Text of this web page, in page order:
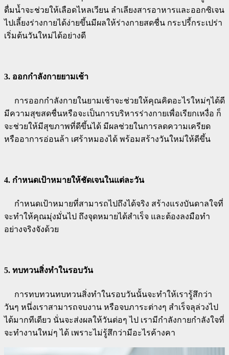
ดื่มน้ำจะช่วยให้เลือดไหลเวียน ลำเลียงสารอาหารและออกซิเจน
ไปเลี้ยงร่างกายได้ง่ายขึ้นมีผลให้ร่างกายสดชื่น กระปรี้กระเปร่า
เริ่มต้นวันใหม่ได้อย่างดี
3. ออกกำลังกายยามเช้า
การออกกำลังกายในยามเช้าจะช่วยให้คุณคิดอะไรใหม่ๆได้ดี
มีความสุขสดชื่นหรือจะเป็นการบริหารร่างกายเพื่อเรียกเหงื่อ ก็
จะช่วยให้มีสุขภาพที่ดีขึ้นได้ มีผลช่วยในการลดความเครียด
หรืออาการอ่อนล้า เศร้าหมองได้ พร้อมสร้างวันใหม่ให้ดีขึ้น
4. กำหนดเป้าหมายให้ชัดเจนในแต่ละวัน
กำหนดเป้าหมายที่สามารถไปถึงได้จริง สร้างแรงบันดาลใจที่
จะทำให้คุณมุ่งมั่นไป ถึงจุดหมายได้สำเร็จ และต้องลงมือทำ
อย่างจริงจังด้วย
5. ทบทวนสิ่งทำในรอบวัน
การทบทวนทบทวนสิ่งทำในรอบวันนั้นจะทำให้เรารู้สึกว่า
วันๆ หนึ่งเราสามารถจบงาน หรือจบภาระต่างๆ สำเร็จลุล่วงไป
ได้มากทีเดียว นั่นจะส่งผลให้วันต่อๆ ไป เรามีกำลังกายกำลังใจที่
จะทำงานใหม่ๆ ได้ เพราะไม่รู้สึกว่ามีอะไรค้างคา